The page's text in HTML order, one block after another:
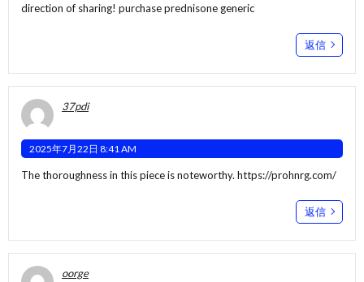
direction of sharing! purchase prednisone generic
返信
37pdi
2025年7月22日 8:41 AM
The thoroughness in this piece is noteworthy. https://prohnrg.com/
返信
oorge